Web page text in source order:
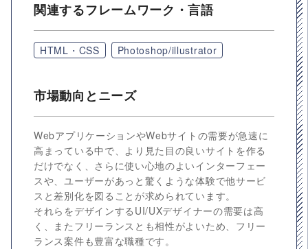
関連するフレームワーク・言語
HTML・CSS Photoshop/illustrator
市場動向とニーズ
WebアプリケーションやWebサイトの需要が急速に
高まっている中で、より見た目の良いサイトを作る
だけでなく、さらに使い心地のよいインターフェー
スや、ユーザーがあっと驚くような体験で他サービ
スと差別化を図ることが求められています。
それらをデザインするUI/UXデザイナーの需要は高
く、またフリーランスとも相性がよいため、フリー
ランス案件も豊富な職種です。